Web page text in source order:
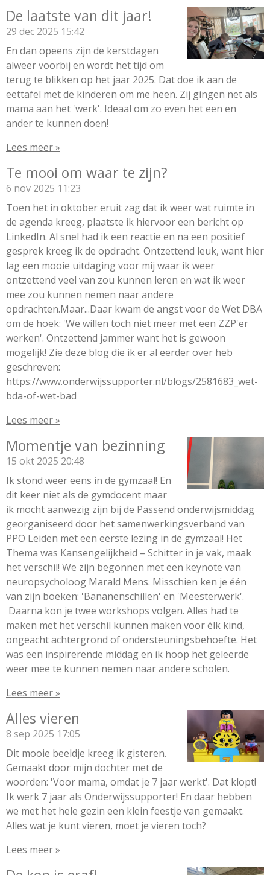
De laatste van dit jaar!
29 dec 2025 15:42
En dan opeens zijn de kerstdagen
alweer voorbij en wordt het tijd om
terug te blikken op het jaar 2025. Dat doe ik aan de
eettafel met de kinderen om me heen. Zij gingen net als
mama aan het 'werk'. Ideaal om zo even het een en
ander te kunnen doen!
Lees meer »
Te mooi om waar te zijn?
6 nov 2025 11:23
Toen het in oktober eruit zag dat ik weer wat ruimte in
de agenda kreeg, plaatste ik hiervoor een bericht op
LinkedIn. Al snel had ik een reactie en na een positief
gesprek kreeg ik de opdracht. Ontzettend leuk, want hier
lag een mooie uitdaging voor mij waar ik weer
ontzettend veel van zou kunnen leren en wat ik weer
mee zou kunnen nemen naar andere
opdrachten.Maar...Daar kwam de angst voor de Wet DBA
om de hoek: 'We willen toch niet meer met een ZZP'er
werken'. Ontzettend jammer want het is gewoon
mogelijk! Zie deze blog die ik er al eerder over heb
geschreven:
https://www.onderwijssupporter.nl/blogs/2581683_wet-
bda-of-wet-bad
Lees meer »
Momentje van bezinning
15 okt 2025 20:48
Ik stond weer eens in de gymzaal! En
dit keer niet als de gymdocent maar
ik mocht aanwezig zijn bij de Passend onderwijsmiddag
georganiseerd door het samenwerkingsverband van
PPO Leiden met een eerste lezing in de gymzaal! Het
Thema was Kansengelijkheid – Schitter in je vak, maak
het verschil! We zijn begonnen met een keynote van
neuropsycholoog Marald Mens. Misschien ken je één
van zijn boeken: 'Bananenschillen' en 'Meesterwerk'.
Daarna kon je twee workshops volgen. Alles had te
maken met het verschil kunnen maken voor élk kind,
ongeacht achtergrond of ondersteuningsbehoefte. Het
was een inspirerende middag en ik hoop het geleerde
weer mee te kunnen nemen naar andere scholen.
Lees meer »
Alles vieren
8 sep 2025 17:05
Dit mooie beeldje kreeg ik gisteren.
Gemaakt door mijn dochter met de
woorden: 'Voor mama, omdat je 7 jaar werkt'. Dat klopt!
Ik werk 7 jaar als Onderwijssupporter! En daar hebben
we met het hele gezin een klein feestje van gemaakt.
Alles wat je kunt vieren, moet je vieren toch?
Lees meer »